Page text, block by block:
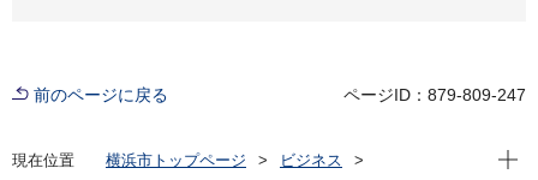
前のページに戻る ページID：879-809-247
現在位置 横浜市トップページ
ビジネス
現在